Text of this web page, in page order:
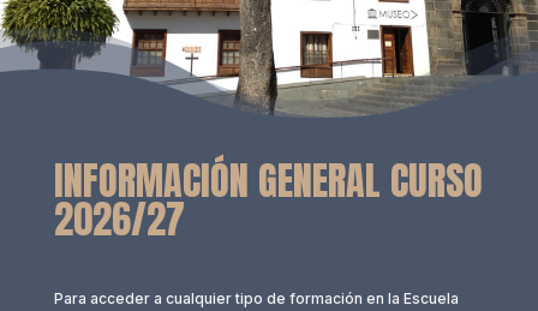
INFORMACIÓN GENERAL CURSO
2026/27
Para acceder a cualquier tipo de formación en la Escuela